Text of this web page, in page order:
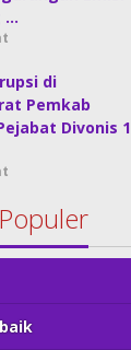
…
di
Pemkab
Divonis 1